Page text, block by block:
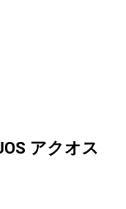
アクオス